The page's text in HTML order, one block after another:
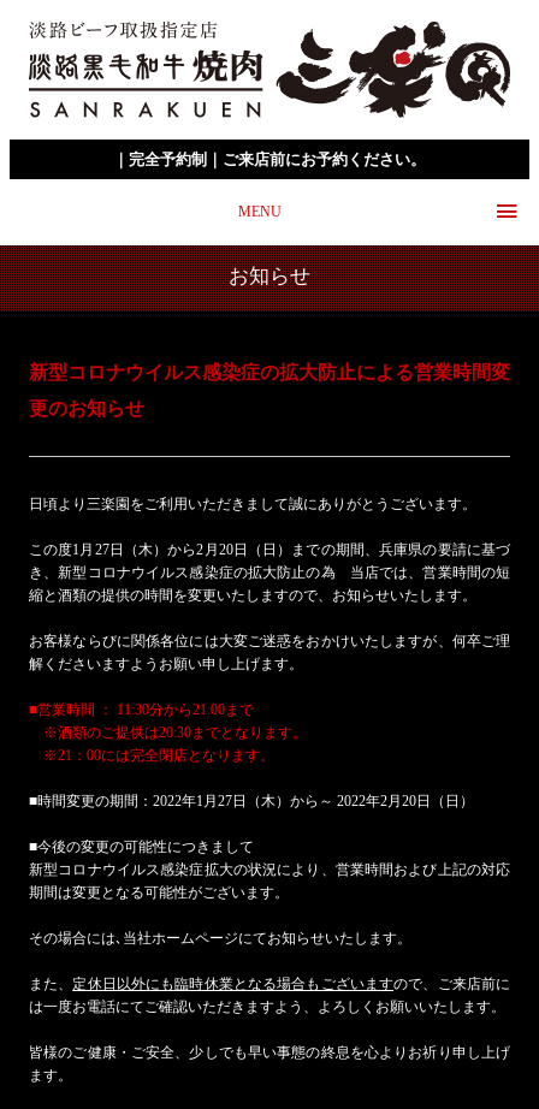
｜完全予約制｜ご来店前にお予約ください。
MENU
お知らせ
新型コロナウイルス感染症の拡大防止による営業時間変
更のお知らせ
日頃より三楽園をご利用いただきまして誠にありがとうございます。
この度1月27日（木）から2月20日（日）までの期間、兵庫県の要請に基づ
き、新型コロナウイルス感染症の拡大防止の為 当店では、営業時間の短
縮と酒類の提供の時間を変更いたしますので、お知らせいたします。
お客様ならびに関係各位には大変ご迷惑をおかけいたしますが、何卒ご理
解くださいますようお願い申し上げます。
■営業時間 ： 11:30分から21:00まで
※酒類のご提供は20:30までとなります。
※21：00には完全閉店となります。
■時間変更の期間：2022年1月27日（木）から～ 2022年2月20日（日）
■今後の変更の可能性につきまして
新型コロナウイルス感染症拡大の状況により、営業時間および上記の対応
期間は変更となる可能性がございます。
その場合には､当社ホームページにてお知らせいたします。
また、 定休日以外にも臨時休業となる場合もございますので、ご来店前に
は一度お電話にてご確認いただきますよう、よろしくお願いいたします。
皆様のご健康・ご安全、少しでも早い事態の終息を心よりお祈り申し上げ
ます。